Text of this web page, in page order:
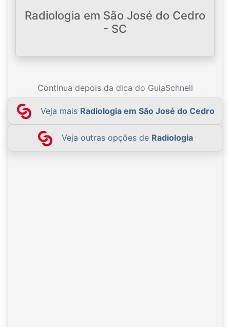
Radiologia em São José do Cedro
- SC
Continua depois da dica do GuiaSchnell
Veja mais Radiologia em São José do Cedro
Veja outras opções de Radiologia